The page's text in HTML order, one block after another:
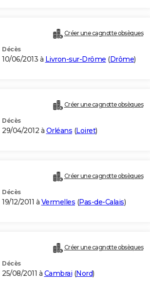
Créer une cagnotte obsèques
Décès
10/06/2013 à Livron-sur-Drôme (Drôme)
Créer une cagnotte obsèques
Décès
29/04/2012 à Orléans (Loiret)
Créer une cagnotte obsèques
Décès
19/12/2011 à Vermelles (Pas-de-Calais)
Créer une cagnotte obsèques
Décès
25/08/2011 à Cambrai (Nord)